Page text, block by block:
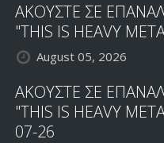
ΑΚΟΥΣΤΕ ΣΕ
"THIS IS HEAVY
August 05, 2026
ΑΚΟΥΣΤΕ ΣΕ
"THIS IS HEAVY
07-26